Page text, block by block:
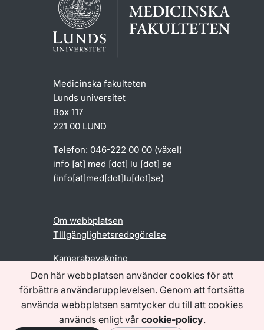
Den här webbplatsen använder cookies för att
förbättra användarupplevelsen. Genom att fortsätta
använda webbplatsen samtycker du till att cookies
används enligt vår cookie-policy.
Medicinska fakulteten
Lunds universitet
Box 117
221 00 LUND
Telefon: 046-222 00 00 (växel)
info [at] med [dot] lu [dot] se
(info[at]med[dot]lu[dot]se)
Om webbplatsen
TIllgänglighetsredogörelse
Kamerabevakning
Följ oss